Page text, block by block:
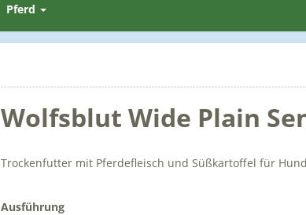
Pferd
Wolfsblut Wide Plain
Trockenfutter mit Pferdefleisch und Süßkartoffel für
Ausführung